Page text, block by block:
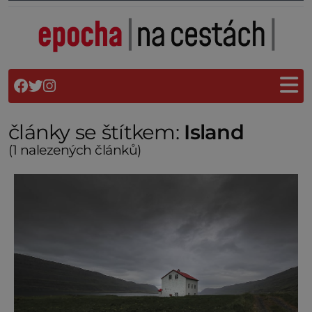
články se štítkem: Island
(1 nalezených článků)